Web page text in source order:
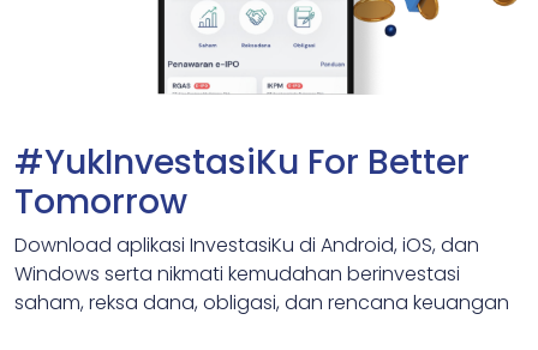
#YukInvestasiKu For Better
Tomorrow
Download aplikasi InvestasiKu di Android, iOS, dan
Windows serta nikmati kemudahan berinvestasi
saham, reksa dana, obligasi, dan rencana keuangan